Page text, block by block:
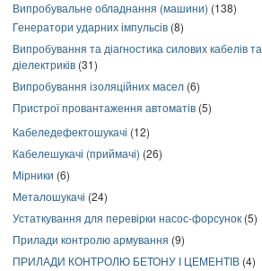
Випробувальне обладнання (машини) (138)
Генератори ударних імпульсів (8)
Випробування та діагностика силових кабелів та
діелектриків (31)
Випробування ізоляційних масел (6)
Пристрої провантаження автоматів (5)
Кабеледефектошукачі (12)
Кабелешукачі (приймачі) (26)
Мірники (6)
Металошукачі (24)
Устаткування для перевірки насос-форсунок (5)
Прилади контролю армування (9)
ПРИЛАДИ КОНТРОЛЮ БЕТОНУ І ЦЕМЕНТІВ (4)